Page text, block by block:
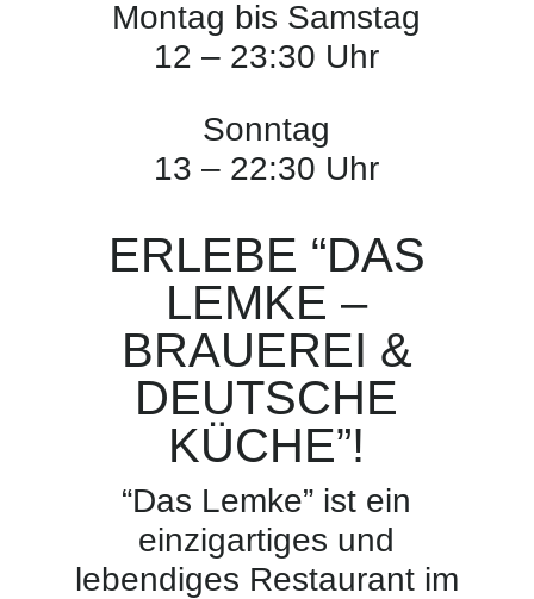
Montag bis Samstag
12 – 23:30 Uhr
Sonntag
13 – 22:30 Uhr
ERLEBE “DAS
LEMKE –
BRAUEREI &
DEUTSCHE
KÜCHE”!
“Das Lemke” ist ein
einzigartiges und
lebendiges Restaurant im